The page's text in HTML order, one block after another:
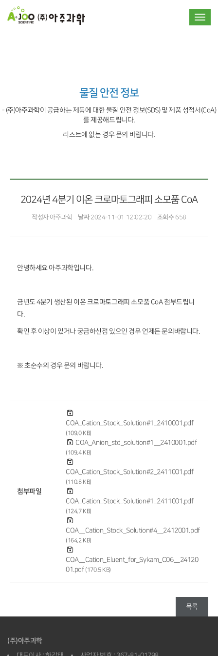
물질 안전 정보
- (주)아주과학이 공급하는 제품에 대한 물질 안전 정보(SDS) 및 제품 성적서(CoA)
를 제공해드립니다.
리스트에 없는 경우 문의 바랍니다.
2024년 4분기 이온 크로마토그래피 소모품 CoA
작성자아주과학 날짜2024-11-01 12:02:20 조회수658
안녕하세요 아주과학입니다.
금년도 4분기 생산된 이온 크로마토그래피 소모품 CoA 첨부드립니
다.
확인 후 이상이 있거나 궁금하신점 있으인 경우 언제든 문의바랍니다.
※ 초순수의 경우 문의 바랍니다.
첨부파일
COA_Cation_Stock_Solution#1_2410001.pdf
(109.0 KB)
COA_Anion_std_solution#1__2410001.pdf
(109.4 KB)
COA_Cation_Stock_Solution#2_2411001.pdf
(110.8 KB)
COA_Cation_Stock_Solution#1_2411001.pdf
(124.7 KB)
COA__Cation_Stock_Solution#4__2412001.pdf
(164.2 KB)
COA__Cation_Eluent_for_Sykam_C06__24120
01.pdf (170.5 KB)
목록
(주)아주과학